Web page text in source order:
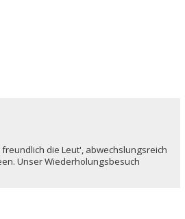
die Leut', abwechslungsreich
Unser Wiederholungsbesuch